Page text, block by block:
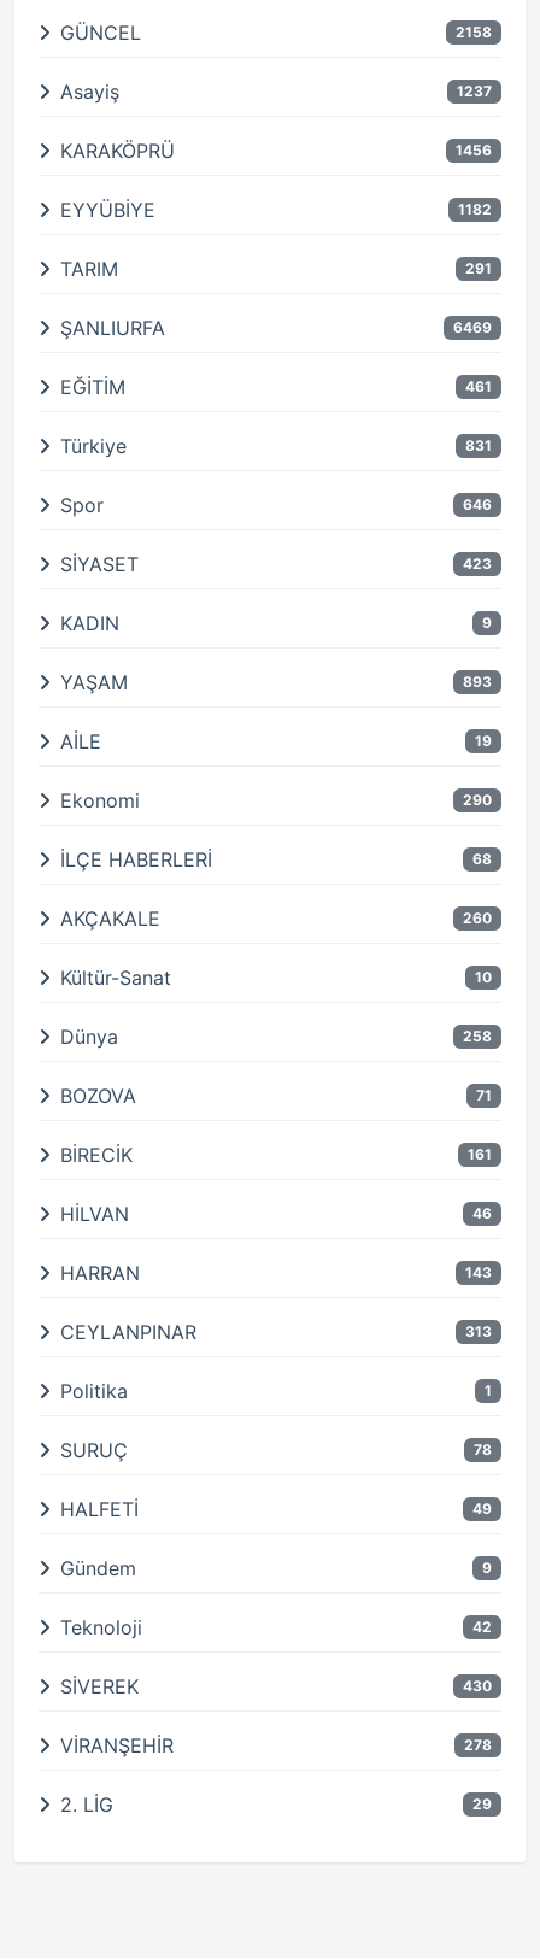
GÜNCEL 2158
Asayiş 1237
KARAKÖPRÜ 1456
EYYÜBİYE 1182
TARIM 291
ŞANLIURFA 6469
EĞİTİM 461
Türkiye 831
Spor 646
SİYASET 423
KADIN 9
YAŞAM 893
AİLE 19
Ekonomi 290
İLÇE HABERLERİ 68
AKÇAKALE 260
Kültür-Sanat 10
Dünya 258
BOZOVA 71
BİRECİK 161
HİLVAN 46
HARRAN 143
CEYLANPINAR 313
Politika 1
SURUÇ 78
HALFETİ 49
Gündem 9
Teknoloji 42
SİVEREK 430
VİRANŞEHİR 278
2. LİG 29